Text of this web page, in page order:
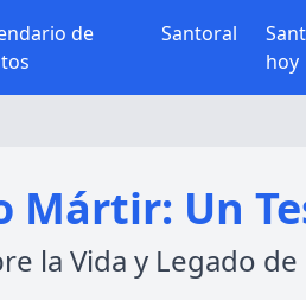
de
Santoral
hoy
Mártir: Un
la Vida y Legado